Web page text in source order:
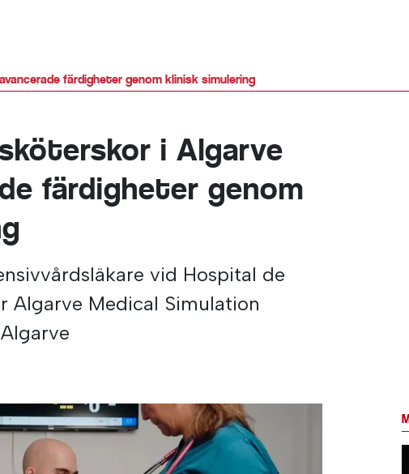
färdigheter genom klinisk simulering
i Algarve
färdigheter genom
vid Hospital de
Algarve Medical Simulation